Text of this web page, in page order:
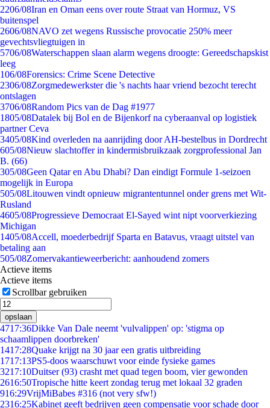
2206/08Iran en Oman eens over route Straat van Hormuz, VS
buitenspel
2606/08NAVO zet wegens Russische provocatie 250% meer
gevechtsvliegtuigen in
5706/08Waterschappen slaan alarm wegens droogte: Gereedschapskist
leeg
106/08Forensics: Crime Scene Detective
2306/08Zorgmedewerkster die 's nachts haar vriend bezocht terecht
ontslagen
3706/08Random Pics van de Dag #1977
1805/08Datalek bij Bol en de Bijenkorf na cyberaanval op logistiek
partner Ceva
3405/08Kind overleden na aanrijding door AH-bestelbus in Dordrecht
605/08Nieuw slachtoffer in kindermisbruikzaak zorgprofessional Jan
B. (66)
305/08Geen Qatar en Abu Dhabi? Dan eindigt Formule 1-seizoen
mogelijk in Europa
505/08Litouwen vindt opnieuw migrantentunnel onder grens met Wit-
Rusland
4605/08Progressieve Democraat El-Sayed wint nipt voorverkiezing
Michigan
1405/08Accell, moederbedrijf Sparta en Batavus, vraagt uitstel van
betaling aan
505/08Zomervakantieweerbericht: aanhoudend zomers
Actieve items
Actieve items
Scrollbar gebruiken
opslaan
4717:36Dikke Van Dale neemt 'vulvalippen' op: 'stigma op
schaamlippen doorbreken'
1417:28Quake krijgt na 30 jaar een gratis uitbreiding
1717:13PS5-doos waarschuwt voor einde fysieke games
3217:10Duitser (93) crasht met quad tegen boom, vier gewonden
2616:50Tropische hitte keert zondag terug met lokaal 32 graden
916:29VrijMiBabes #316 (not very sfw!)
2316:25Kabinet geeft bedrijven geen compensatie voor schade door